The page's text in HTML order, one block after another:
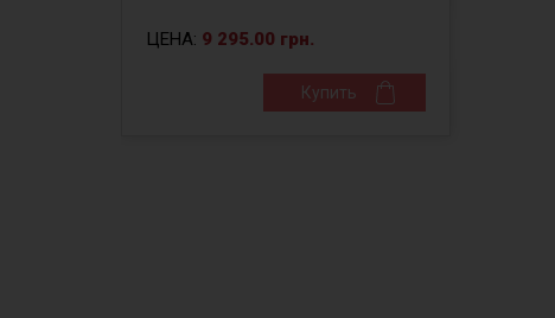
ЦЕНА: 9 295.00 грн.
Купить